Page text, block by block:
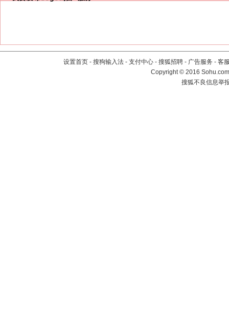
设置首页 - 搜狗输入法 - 支付中心 - 搜狐招聘 - 广告服务 - 客
Copyright©2016
搜狐不良信息举